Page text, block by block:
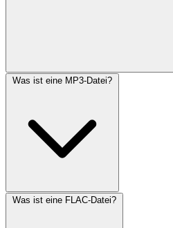
Was ist eine MP3-Datei?
Was ist eine FLAC-Datei?